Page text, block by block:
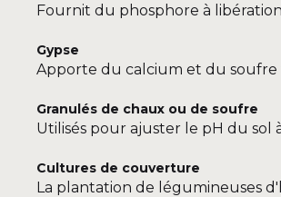
Fournit du phosphore à
Gypse
Apporte du calcium et du soufre
Granulés de chaux ou de soufre
Utilisés pour ajuster le pH du sol
Cultures de couverture
La plantation de légumineuses